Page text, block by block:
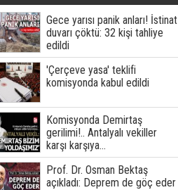
Gece yarısı panik anları! İstinat
duvarı çöktü: 32 kişi tahliye
edildi
'Çerçeve yasa' teklifi
komisyonda kabul edildi
Komisyonda Demirtaş
gerilimi!.. Antalyalı vekiller
karşı karşıya…
Prof. Dr. Osman Bektaş
açıkladı: Deprem de göç eder